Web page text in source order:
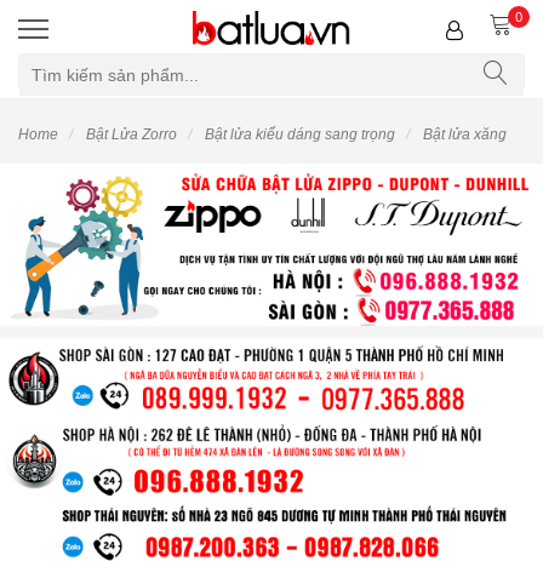
0
Home Bật Lửa Zorro Bật lửa kiểu dáng sang trọng Bật lửa xăng